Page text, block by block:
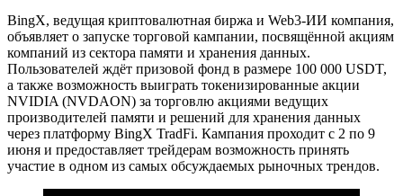
BingX, ведущая криптовалютная биржа и Web3-ИИ компания,
объявляет о запуске торговой кампании, посвящённой акциям
компаний из сектора памяти и хранения данных.
Пользователей ждёт призовой фонд в размере 100 000 USDT,
а также возможность выиграть токенизированные акции
NVIDIA (NVDAON) за торговлю акциями ведущих
производителей памяти и решений для хранения данных
через платформу BingX TradFi. Кампания проходит с 2 по 9
июня и предоставляет трейдерам возможность принять
участие в одном из самых обсуждаемых рыночных трендов.